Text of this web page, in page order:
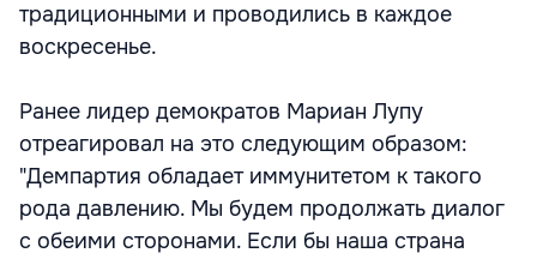
традиционными и проводились в каждое
воскресенье.
Ранее лидер демократов Мариан Лупу
отреагировал на это следующим образом:
"Демпартия обладает иммунитетом к такого
рода давлению. Мы будем продолжать диалог
с обеими сторонами. Если бы наша страна